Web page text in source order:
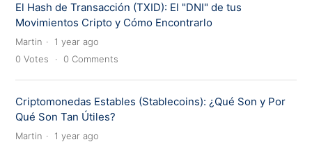
El Hash de Transacción (TXID): El "DNI" de tus
Movimientos Cripto y Cómo Encontrarlo
Martin
1 year ago
0 Votes 0 Comments
Criptomonedas Estables (Stablecoins): ¿Qué Son y Por
Qué Son Tan Útiles?
Martin
1 year ago